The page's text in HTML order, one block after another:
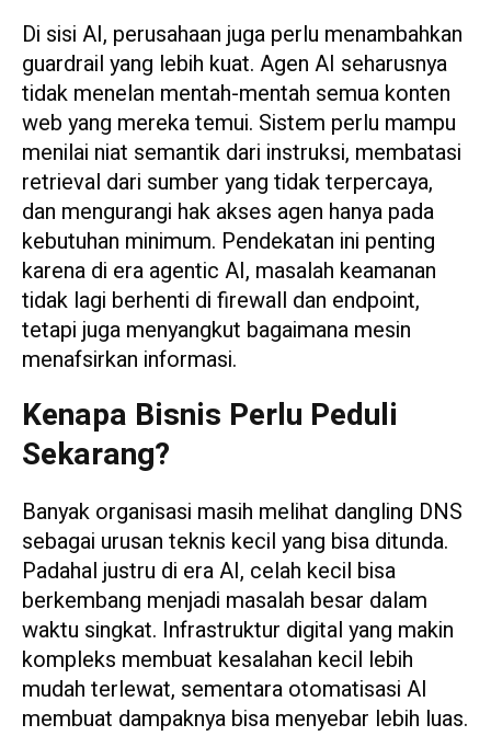
Di sisi AI, perusahaan juga perlu menambahkan
guardrail yang lebih kuat. Agen AI seharusnya
tidak menelan mentah-mentah semua konten
web yang mereka temui. Sistem perlu mampu
menilai niat semantik dari instruksi, membatasi
retrieval dari sumber yang tidak terpercaya,
dan mengurangi hak akses agen hanya pada
kebutuhan minimum. Pendekatan ini penting
karena di era agentic AI, masalah keamanan
tidak lagi berhenti di firewall dan endpoint,
tetapi juga menyangkut bagaimana mesin
menafsirkan informasi.
Kenapa Bisnis Perlu Peduli
Sekarang?
Banyak organisasi masih melihat dangling DNS
sebagai urusan teknis kecil yang bisa ditunda.
Padahal justru di era AI, celah kecil bisa
berkembang menjadi masalah besar dalam
waktu singkat. Infrastruktur digital yang makin
kompleks membuat kesalahan kecil lebih
mudah terlewat, sementara otomatisasi AI
membuat dampaknya bisa menyebar lebih luas.